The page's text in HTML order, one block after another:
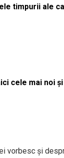
timpurii ale
cele mai noi
vorbesc și